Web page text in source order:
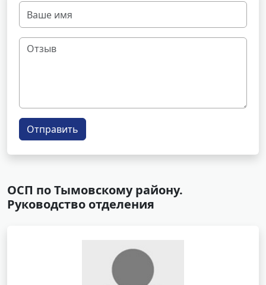
Отправить
ОСП по Тымовскому району.
Руководство отделения